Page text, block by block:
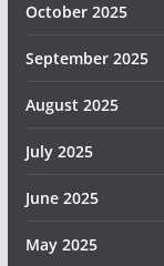
October 2025
September 2025
August 2025
July 2025
June 2025
May 2025